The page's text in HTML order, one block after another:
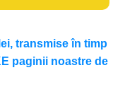
transmise în timp
paginii noastre de